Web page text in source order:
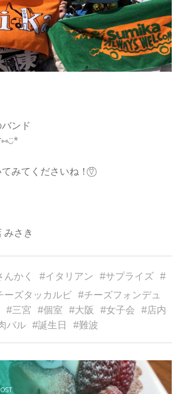
ンド
⑅︎◡̈︎*
みてくださいね！⍢⃝︎
みさき
んかく イタリアン
サプライズ
ーズタッカルビ
チーズフォンデュ
三宮 個室 大阪 女子会
店内
バル 誕生日 難波